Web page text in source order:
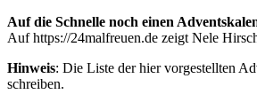
Auf die Schnelle noch einen
Auf https://24malfreuen.de zeigt Nele
Hinweis: Die Liste der hier vorgestellten
schreiben.